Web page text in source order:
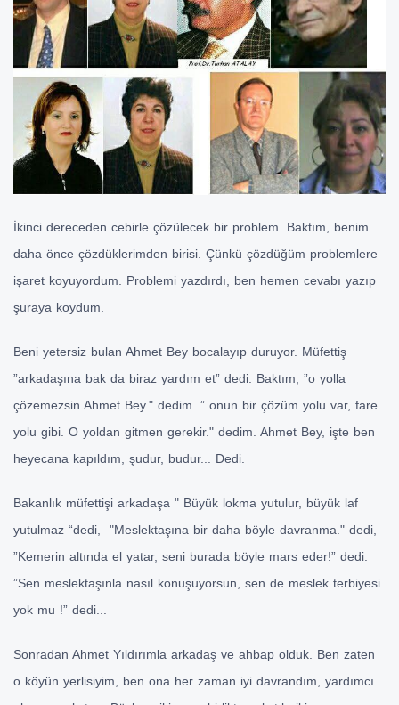
İkinci dereceden cebirle çözülecek bir problem. Baktım, benim
daha önce çözdüklerimden birisi. Çünkü çözdüğüm problemlere
işaret koyuyordum. Problemi yazdırdı, ben hemen cevabı yazıp
şuraya koydum.
Beni yetersiz bulan Ahmet Bey bocalayıp duruyor. Müfettiş
”arkadaşına bak da biraz yardım et” dedi. Baktım, ”o yolla
çözemezsin Ahmet Bey." dedim. ” onun bir çözüm yolu var, fare
yolu gibi. O yoldan gitmen gerekir." dedim. Ahmet Bey, işte ben
heyecana kapıldım, şudur, budur... Dedi.
Bakanlık müfettişi arkadaşa " Büyük lokma yutulur, büyük laf
yutulmaz “dedi, "Meslektaşına bir daha böyle davranma." dedi,
”Kemerin altında el yatar, seni burada böyle mars eder!” dedi.
”Sen meslektaşınla nasıl konuşuyorsun, sen de meslek terbiyesi
yok mu !” dedi...
Sonradan Ahmet Yıldırımla arkadaş ve ahbap olduk. Ben zaten
o köyün yerlisiyim, ben ona her zaman iyi davrandım, yardımcı